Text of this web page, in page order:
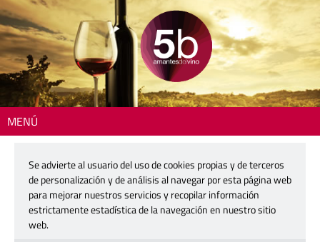
MENÚ
5b-enguidanos-171021-18
21 octubre, 2017
Se advierte al usuario del uso de cookies propias y de terceros
de personalización y de análisis al navegar por esta página web
para mejorar nuestros servicios y recopilar información
estrictamente estadística de la navegación en nuestro sitio
web.